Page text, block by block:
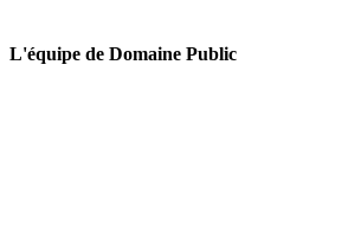
L'équipe de Domaine Public